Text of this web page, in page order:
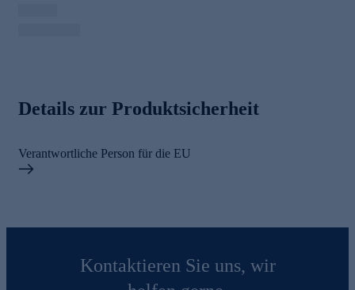
Details zur Produktsicherheit
Verantwortliche Person für die EU
Kontaktieren Sie uns, wir